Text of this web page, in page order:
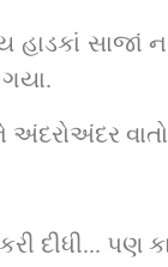
સાજાં
ગયા.
વાતો
દીધી... પણ